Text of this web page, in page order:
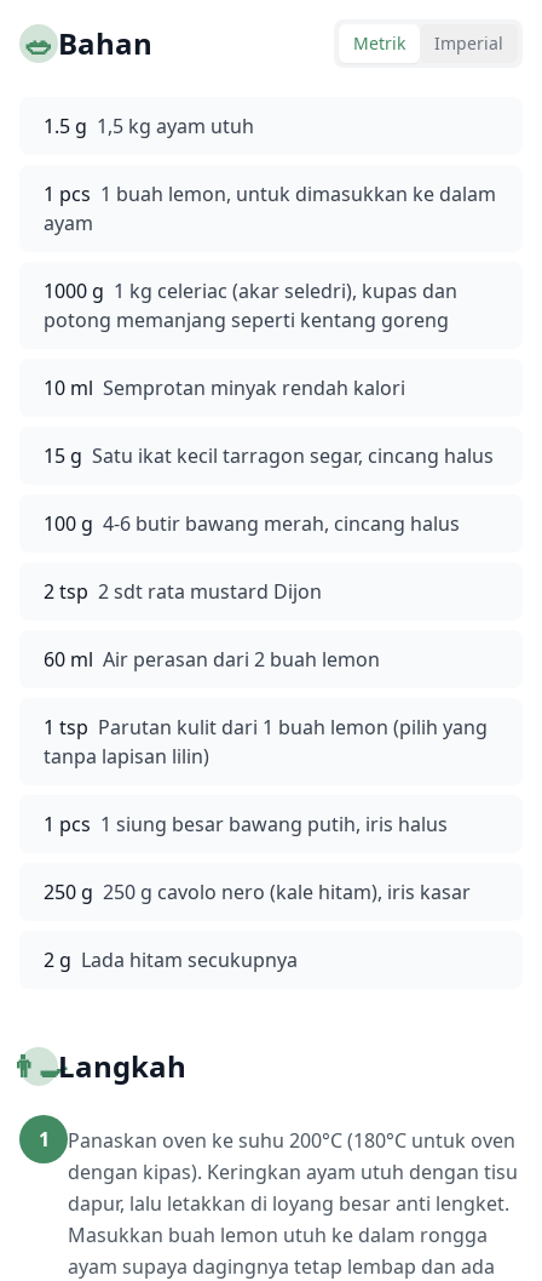
🥗Bahan Metrik Imperial
1.5 g 1,5 kg ayam utuh
1 pcs 1 buah lemon, untuk dimasukkan ke dalam
ayam
1000 g 1 kg celeriac (akar seledri), kupas dan
potong memanjang seperti kentang goreng
10 ml Semprotan minyak rendah kalori
15 g Satu ikat kecil tarragon segar, cincang halus
100 g 4-6 butir bawang merah, cincang halus
2 tsp 2 sdt rata mustard Dijon
60 ml Air perasan dari 2 buah lemon
1 tsp Parutan kulit dari 1 buah lemon (pilih yang
tanpa lapisan lilin)
1 pcs 1 siung besar bawang putih, iris halus
250 g 250 g cavolo nero (kale hitam), iris kasar
2 g Lada hitam secukupnya
👨‍🍳Langkah
1
Panaskan oven ke suhu 200°C (180°C untuk oven
dengan kipas). Keringkan ayam utuh dengan tisu
dapur, lalu letakkan di loyang besar anti lengket.
Masukkan buah lemon utuh ke dalam rongga
ayam supaya dagingnya tetap lembap dan ada